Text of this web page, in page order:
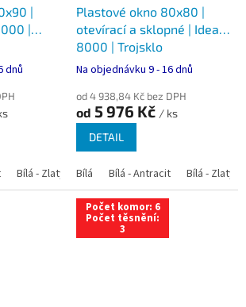
|
|
dnů
Bílá - Zlatý dub Bílá - Tmavý dub Bílá -
Plastové okno 80x80 |
otevírací a sklopné | Ideal
8000 | Trojsklo
Na objednávku 9 - 16 dnů
od 4 938,84 Kč bez DPH
od 5 976 Kč / ks
DETAIL
Bílá Bílá - Antracit Bílá - Zlatý
Počet komor: 6
Počet těsnění:
3